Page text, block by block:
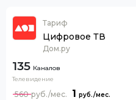
Тариф
Цифровое ТВ
Дом.ру
135 Каналов
Телевидение
1
560